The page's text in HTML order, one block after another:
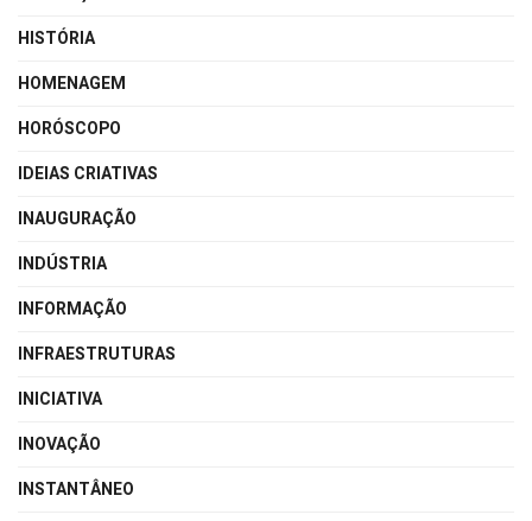
HISTÓRIA
HOMENAGEM
HORÓSCOPO
IDEIAS CRIATIVAS
INAUGURAÇÃO
INDÚSTRIA
INFORMAÇÃO
INFRAESTRUTURAS
INICIATIVA
INOVAÇÃO
INSTANTÂNEO